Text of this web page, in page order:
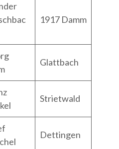
1917 Damm
Glattbach
Strietwald
Dettingen